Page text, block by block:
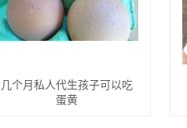
几个月私人代生孩子可以吃
蛋黄